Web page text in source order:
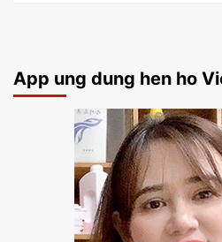
App ung dung hen ho